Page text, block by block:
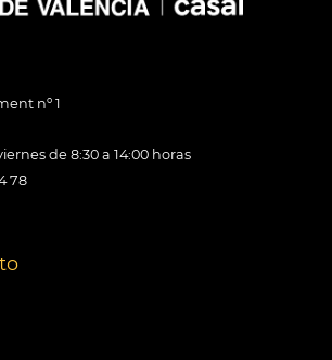
nº 1
de 8:30 a 14:00 horas
78